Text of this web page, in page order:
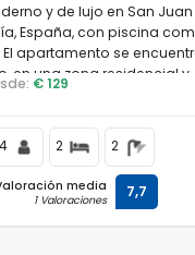
y de lujo en San
España, con piscina
apartamento se
en una zona residencial y
de la playa, a poca
€ 129
4 2 2
media
1 Valoraciones 7,7